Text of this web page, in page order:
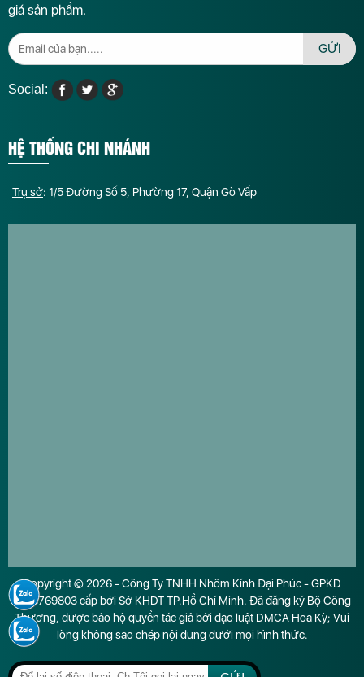
giá sản phẩm.
GỬI
Social:
HỆ THỐNG CHI NHÁNH
Trụ sở: 1/5 Đường Số 5, Phường 17, Quận Gò Vấp
Copyright © 2026 - Công Ty TNHH Nhôm Kính Đại Phúc - GPKD
0316769803 cấp bởi Sở KHDT TP.Hồ Chí Minh. Đã đăng ký Bộ Công
Thương, được bảo hộ quyền tác giả bởi đạo luật DMCA Hoa Kỳ; Vui
lòng không sao chép nội dung dưới mọi hình thức.